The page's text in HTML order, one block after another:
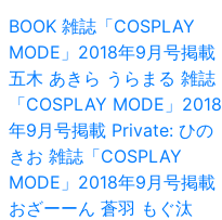
BOOK 雑誌「COSPLAY
MODE」2018年9月号掲載
五木 あきら うらまる 雑誌
「COSPLAY MODE」2018
年9月号掲載 Private: ひの
きお 雑誌「COSPLAY
MODE」2018年9月号掲載
おざーーん 蒼羽 もぐ汰